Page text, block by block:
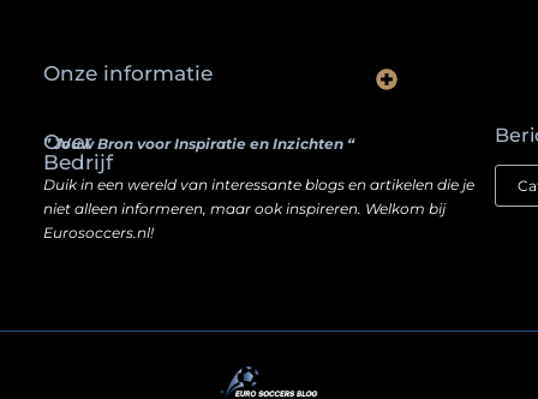
Over
Bedrijf
” Jouw Bron voor Inspiratie en Inzichten “
Duik in een wereld van interessante blogs en artikelen die je
niet alleen informeren, maar ook inspireren. Welkom bij
Eurosoccers.nl!
Onze informatie